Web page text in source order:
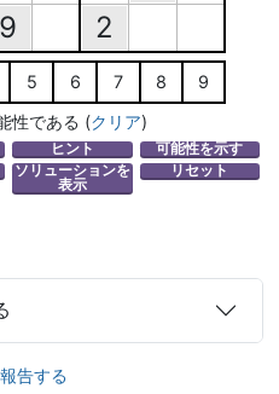
9 2
5 6 7 8
9
性である (クリア)
告する